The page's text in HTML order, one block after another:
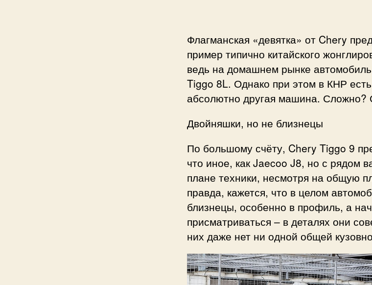
Флагманская «девятка» от Chery
пример типично китайского
ведь на домашнем рынке автомобиль
Tiggo 8L. Однако при этом в КНР
абсолютно другая машина. Сложно?
Двойняшки, но не близнецы
По большому счёту, Chery Tiggo 9
что иное, как Jaecoo J8, но с рядом
плане техники, несмотря на общую
правда, кажется, что в целом
близнецы, особенно в профиль, а
присматриваться – в деталях они
них даже нет ни одной общей